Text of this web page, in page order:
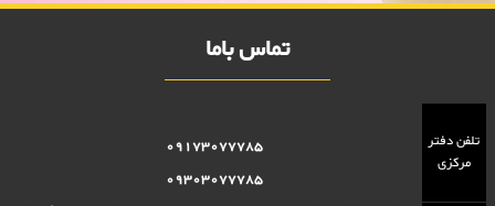
تماس باما
تلفن دفتر
مرکزی
09173077785
09303077785